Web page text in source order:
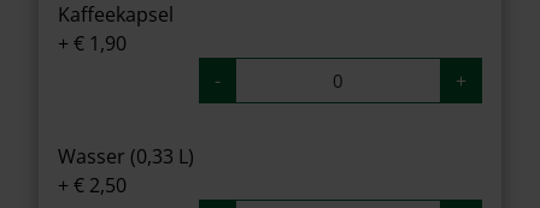
Kaffeekapsel
+ € 1,90
-
+
Wasser (0,33 L)
+ € 2,50